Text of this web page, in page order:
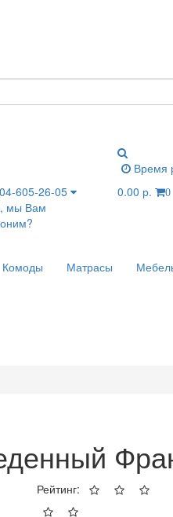
Время
605-26-05
мы Вам
0.00 р. 0
Комоды Матрасы
Рейтинг: